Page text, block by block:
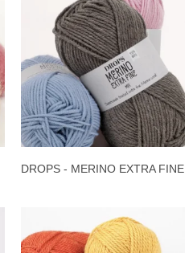
DROPS - MERINO EXTRA FINE